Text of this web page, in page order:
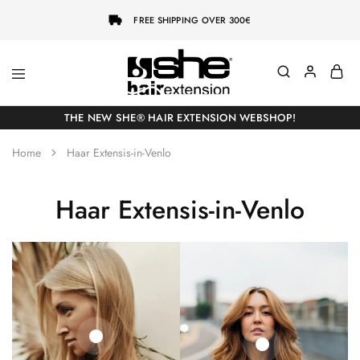
FREE SHIPPING OVER 300€
She-
Hairextensions
Socap
Premium
Hair
THE NEW SHE® HAIR EXTENSION WEBSHOP!
Home Haar Extensis-in-Venlo
Haar Extensis-in-Venlo